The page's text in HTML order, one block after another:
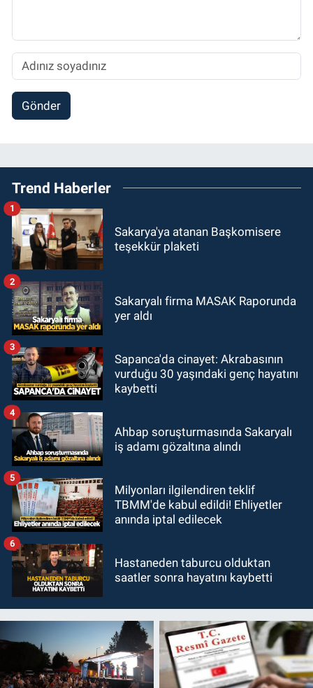
Gönder
Trend Haberler
Sakarya'ya atanan Başkomisere
teşekkür plaketi
1
Sakaryalı firma MASAK Raporunda
yer aldı
2
Sapanca'da cinayet: Akrabasının
vurduğu 30 yaşındaki genç hayatını
kaybetti
3
Ahbap soruşturmasında Sakaryalı
iş adamı gözaltına alındı
4
Milyonları ilgilendiren teklif
TBMM'de kabul edildi! Ehliyetler
anında iptal edilecek
5
Hastaneden taburcu olduktan
saatler sonra hayatını kaybetti
6